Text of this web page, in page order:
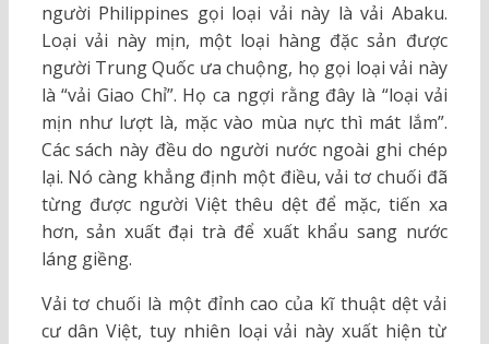
người Philippines gọi loại vải này là vải Abaku.
Loại vải này mịn, một loại hàng đặc sản được
người Trung Quốc ưa chuộng, họ gọi loại vải này
là “vải Giao Chỉ”. Họ ca ngợi rằng đây là “loại vải
mịn như lượt là, mặc vào mùa nực thì mát lắm”.
Các sách này đều do người nước ngoài ghi chép
lại. Nó càng khẳng định một điều, vải tơ chuối đã
từng được người Việt thêu dệt để mặc, tiến xa
hơn, sản xuất đại trà để xuất khẩu sang nước
láng giềng.
Vải tơ chuối là một đỉnh cao của kĩ thuật dệt vải
cư dân Việt, tuy nhiên loại vải này xuất hiện từ